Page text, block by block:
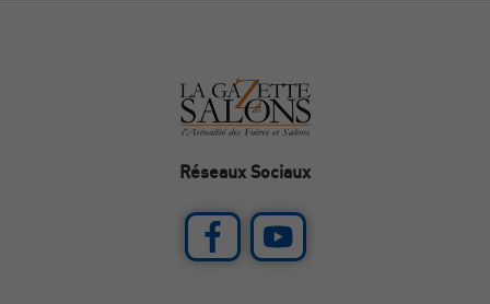
Réseaux Sociaux